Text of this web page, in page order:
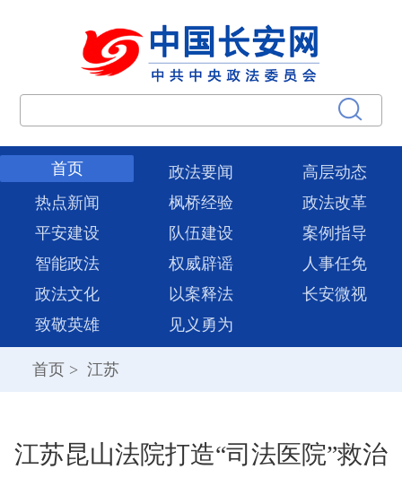
首页 政法要闻
高层动态
热点新闻
枫桥经验
政法改革
平安建设
队伍建设
案例指导
智能政法
权威辟谣
人事任免
政法文化
以案释法
长安微视
致敬英雄
见义勇为
首页 > 江苏
江苏昆山法院打造“司法医院”救治